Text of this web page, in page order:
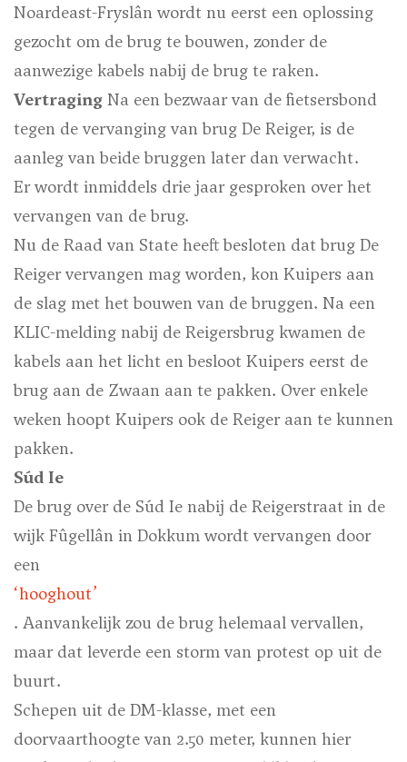
Noardeast-Fryslân wordt nu eerst een oplossing
gezocht om de brug te bouwen, zonder de
aanwezige kabels nabij de brug te raken.
Vertraging Na een bezwaar van de fietsersbond
tegen de vervanging van brug De Reiger, is de
aanleg van beide bruggen later dan verwacht.
Er wordt inmiddels drie jaar gesproken over het
vervangen van de brug.
Nu de Raad van State heeft besloten dat brug De
Reiger vervangen mag worden, kon Kuipers aan
de slag met het bouwen van de bruggen. Na een
KLIC-melding nabij de Reigersbrug kwamen de
kabels aan het licht en besloot Kuipers eerst de
brug aan de Zwaan aan te pakken. Over enkele
weken hoopt Kuipers ook de Reiger aan te kunnen
pakken.
Súd Ie
De brug over de Súd Ie nabij de Reigerstraat in de
wijk Fûgellân in Dokkum wordt vervangen door
een
‘hooghout’
. Aanvankelijk zou de brug helemaal vervallen,
maar dat leverde een storm van protest op uit de
buurt.
Schepen uit de DM-klasse, met een
doorvaarthoogte van 2.50 meter, kunnen hier